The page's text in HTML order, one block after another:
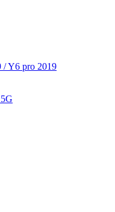
/ Y6 pro 2019